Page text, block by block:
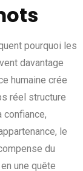
pourquoi les
davantage
humaine crée
réel structure
confiance,
le
du
une quête